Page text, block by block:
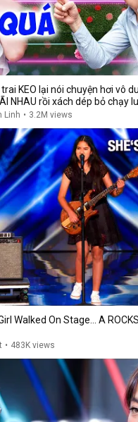
KEO lại nói chuyện hơi vô
NHAU rồi xách dép bỏ chạy
Linh • 3.2M views
Walked On Stage… A
• 483K views